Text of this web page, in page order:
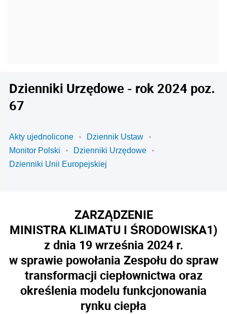
Dzienniki Urzędowe - rok 2024 poz.
67
Akty ujednolicone
Dziennik Ustaw
Monitor Polski
Dzienniki Urzędowe
Dzienniki Unii Europejskiej
ZARZĄDZENIE
MINISTRA KLIMATU I ŚRODOWISKA1)
z dnia 19 września 2024 r.
w sprawie powołania Zespołu do spraw
transformacji ciepłownictwa oraz
określenia modelu funkcjonowania
rynku ciepła